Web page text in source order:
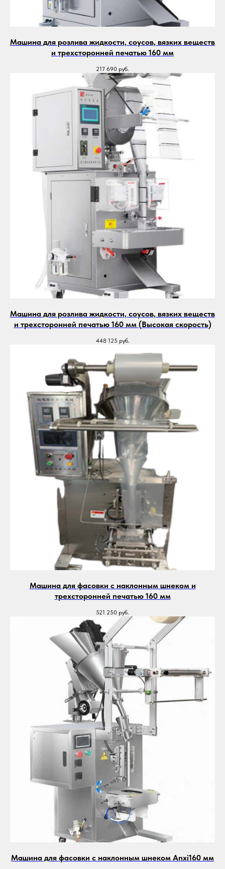
Машина для розлива жидкости, соусов, вязких веществ
и трехсторонней печатью 160 мм
217 690 руб.
Машина для розлива жидкости, соусов, вязких веществ
и трехсторонней печатью 160 мм (Высокая скорость)
448 125 руб.
Машина для фасовки с наклонным шнеком и
трехсторонней печатью 160 мм
521 250 руб.
Машина для фасовки с наклонным шнеком Anxi160 мм